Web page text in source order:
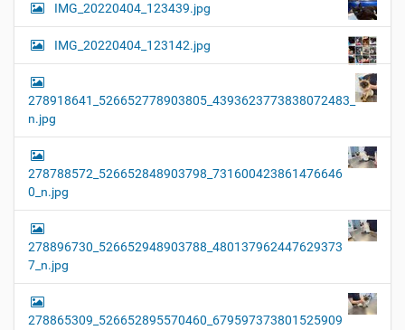
IMG_20220404_123439.jpg
IMG_20220404_123142.jpg
278918641_526652778903805_4393623773838072483_
n.jpg
278788572_526652848903798_731600423861476646
0_n.jpg
278896730_526652948903788_480137962447629373
7_n.jpg
278865309_526652895570460_679597373801525909